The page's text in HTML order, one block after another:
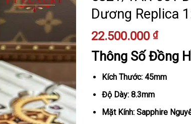
Dương Replica
22.500.000 ₫
Thông Số Đồng
Kích Thước: 45mm
Độ Dày: 8.3mm
Mặt Kính: Sapphire